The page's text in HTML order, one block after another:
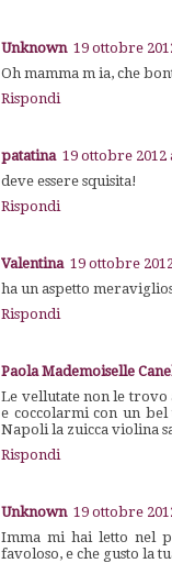
Unknown 19 ottobre
Oh mamma m ia, che
Rispondi
patatina 19 ottobre 2012
deve essere squisita!
Rispondi
Valentina 19 ottobre
ha un aspetto
Rispondi
Paola Mademoiselle
Le vellutate non le
e coccolarmi con un
Napoli la zuicca violina
Rispondi
Unknown 19 ottobre
Imma mi hai letto nel
favoloso, e che gusto la